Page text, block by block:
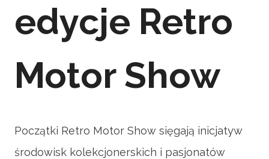
edycje Retro
Motor Show
Początki Retro Motor Show sięgają inicjatyw
środowisk kolekcjonerskich i pasjonatów